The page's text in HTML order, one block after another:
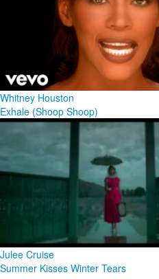
Whitney Houston
Exhale (Shoop Shoop)
Julee Cruise
Summer Kisses Winter Tears